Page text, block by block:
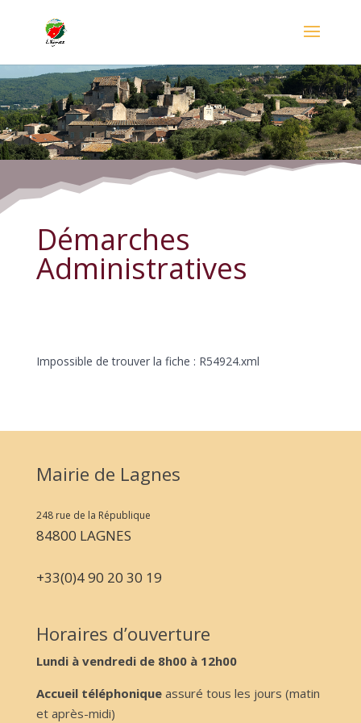
Démarches Administratives
Démarches
Administratives
Impossible de trouver la fiche : R54924.xml
Mairie de Lagnes
248 rue de la République
84800 LAGNES
+33(0)4 90 20 30 19
Horaires d’ouverture
Lundi à vendredi de 8h00 à 12h00
Accueil téléphoniqueassuré tous les jours (matin
et après-midi)